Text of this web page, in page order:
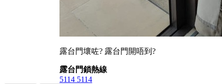
露台門壞咗? 露台門開唔到?
露台門鎖熱線
5114 5114